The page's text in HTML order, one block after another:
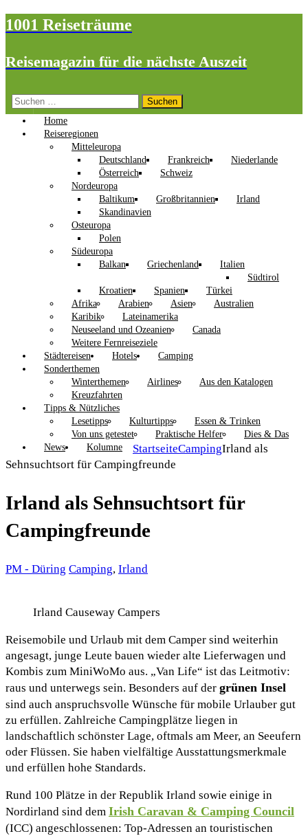
1001 Reiseträume
Reisemagazin für die nächste Auszeit
Suchen
nach:
Home
Reiseregionen
Mitteleuropa
Deutschland
Frankreich
Niederlande
Österreich
Schweiz
Nordeuropa
Baltikum
Großbritannien
Irland
Skandinavien
Osteuropa
Polen
Südeuropa
Balkan
Griechenland
Italien
Südtirol
Kroatien
Spanien
Türkei
Afrika
Arabien Asien
Australien
Karibik
Lateinamerika
Neuseeland und Ozeanien
Canada
Weitere Fernreiseziele
Städtereisen
Hotels
Camping
Sonderthemen
Winterthemen
Airlines
Aus den Katalogen
Kreuzfahrten
Tipps & Nützliches
Lesetipps
Kulturtipps
Essen & Trinken
Von uns getestet
Praktische Helfer
Dies & Das
News
Kolumne StartseiteCampingIrland als
Sehnsuchtsort für Campingfreunde
Irland als Sehnsuchtsort für
Campingfreunde
PM - Düring Camping, Irland
Irland Causeway Campers
Reisemobile und Urlaub mit dem Camper sind weiterhin
angesagt, junge Leute bauen wieder alte Lieferwagen und
Kombis zum MiniWoMo aus. „Van Life“ ist das Leitmotiv:
raus und unterwegs sein. Besonders auf der grünen Insel
sind auch anspruchsvolle Wünsche für mobile Urlauber gut
zu erfüllen. Zahlreiche Campingplätze liegen in
landschaftlich schönster Lage, oftmals am Meer, an Seeufern
oder Flüssen. Sie haben vielfältige Ausstattungsmerkmale
und erfüllen hohe Standards.
Rund 100 Plätze in der Republik Irland sowie einige in
Nordirland sind dem Irish Caravan & Camping Council
(ICC) angeschlossenen: Top-Adressen an touristischen